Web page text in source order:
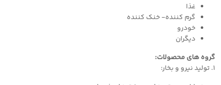
غذا
گرم کننده- خنک کننده
خودرو
دیگران
گروه های محصولات:
١. تولید نیرو و بخار: